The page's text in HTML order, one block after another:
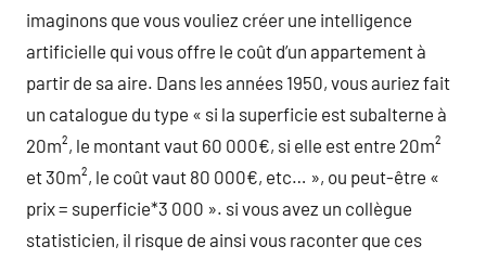
imaginons que vous vouliez créer une intelligence
artificielle qui vous offre le coût d’un appartement à
partir de sa aire. Dans les années 1950, vous auriez fait
un catalogue du type « si la superficie est subalterne à
20m², le montant vaut 60 000€, si elle est entre 20m²
et 30m², le coût vaut 80 000€, etc… », ou peut-être «
prix = superficie*3 000 ». si vous avez un collègue
statisticien, il risque de ainsi vous raconter que ces